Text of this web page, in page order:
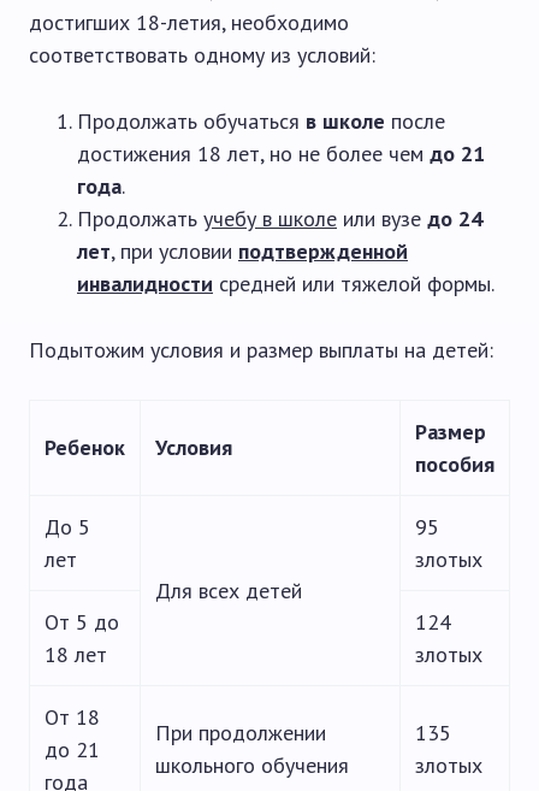
достигших 18-летия, необходимо
соответствовать одному из условий:
Продолжать обучаться в школе после
достижения 18 лет, но не более чем до 21
года.
Продолжать учебу в школе или вузе до 24
лет, при условии подтвержденной
инвалидности средней или тяжелой формы.
Подытожим условия и размер выплаты на детей:
Ребенок Условия
Размер
пособия
До 5
лет
Для всех детей
95
злотых
От 5 до
18 лет
124
злотых
От 18
до 21
года
При продолжении
школьного обучения
135
злотых